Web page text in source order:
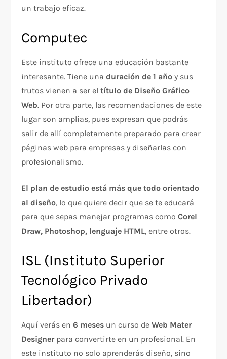
un trabajo eficaz.
Computec
Este instituto ofrece una educación bastante
interesante. Tiene unaduración de 1 año y sus
frutos vienen a ser eltítulo de Diseño Gráfico
Web. Por otra parte, las recomendaciones de este
lugar son amplias, pues expresan que podrás
salir de allí completamente preparado para crear
páginas web para empresas y diseñarlas con
profesionalismo.
El plan de estudio está más que todo orientado
al diseño, lo que quiere decir que se te educará
para que sepas manejar programas comoCorel
Draw, Photoshop, lenguaje HTML, entre otros.
ISL (Instituto Superior
Tecnológico Privado
Libertador)
Aquí verás en6 meses un curso deWeb Mater
Designerpara convertirte en un profesional. En
este instituto no solo aprenderás diseño, sino